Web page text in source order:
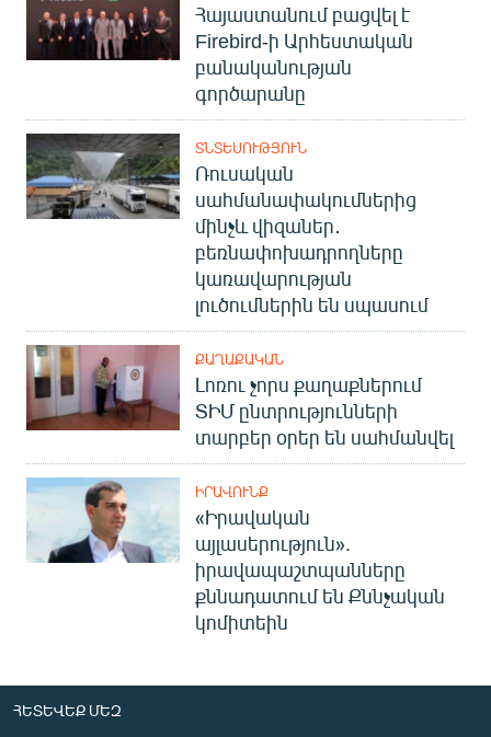
«Ազատության» բոլոր կայքերըՀայաստանում բացվել է
Firebird-ի Արհեստական
բանականության
գործարանը
ՏՆՏԵՍՈՒԹՅՈՒՆ
Ռուսական
սահմանափակումներից
մինչև վիզաներ․
բեռնափոխադրողները
կառավարության
լուծումներին են սպասում
ՔԱՂԱՔԱԿԱՆ
Լոռու չորս քաղաքներում
ՏԻՄ ընտրությունների
տարբեր օրեր են սահմանվել
ԻՐԱՎՈՒՆՔ
«Իրավական
այլասերություն».
իրավապաշտպանները
քննադատում են Քննչական
կոմիտեին
ՀԵՏԵՎԵՔ ՄԵԶ